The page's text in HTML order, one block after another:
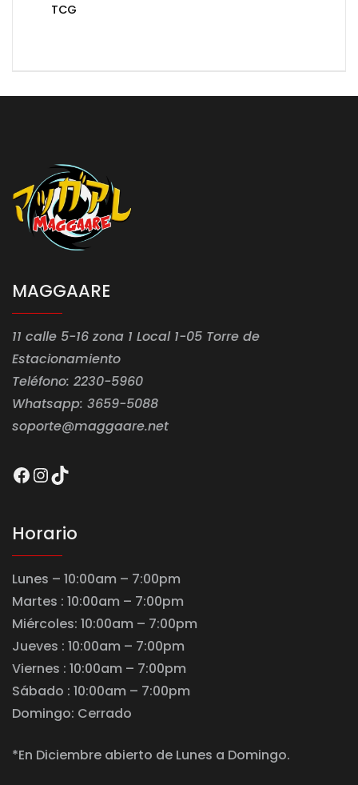
TCG
MAGGAARE
11 calle 5-16 zona 1 Local 1-05 Torre de
Estacionamiento
Teléfono: 2230-5960
Whatsapp: 3659-5088
soporte@maggaare.net
Facebook
Instagram
TikTok
Horario
Lunes – 10:00am – 7:00pm
Martes : 10:00am – 7:00pm
Miércoles: 10:00am – 7:00pm
Jueves : 10:00am – 7:00pm
Viernes : 10:00am – 7:00pm
Sábado : 10:00am – 7:00pm
Domingo: Cerrado
*En Diciembre abierto de Lunes a Domingo.